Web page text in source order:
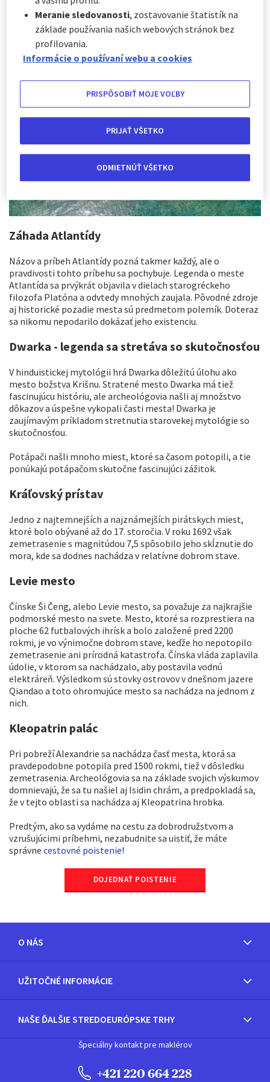
Myšlienka podmorských miest je v mysliach mnohých,
pravdepodobne v nemalej miere vďaka Atlantíde. Čo z
týchto príbehov je však skutočnosť a čo mýtus? Môžeme
si zorganizovať výlet a navštíviť jedno z týchto
podmorských miest?
Záhada Atlantídy
Názov a príbeh Atlantídy pozná takmer každý, ale o
pravdivosti tohto príbehu sa pochybuje. Legenda o meste
Atlantída sa prvýkrát objavila v dielach starogréckeho
filozofa Platóna a odvtedy mnohých zaujala. Pôvodné zdroje
aj historické pozadie mesta sú predmetom polemík. Doteraz
sa nikomu nepodarilo dokázať jeho existenciu.
Dwarka - legenda sa stretáva so skutočnosťou
V hinduistickej mytológii hrá Dwarka dôležitú úlohu ako
mesto božstva Krišnu. Stratené mesto Dwarka má tiež
fascinujúcu históriu, ale archeológovia našli aj množstvo
dôkazov a úspešne vykopali časti mesta! Dwarka je
zaujímavým príkladom stretnutia starovekej mytológie so
skutočnosťou.
Potápači našli mnoho miest, ktoré sa časom potopili, a tie
ponúkajú potápačom skutočne fascinujúci zážitok.
Kráľovský prístav
Jedno z najtemnejších a najznámejších pirátskych miest,
ktoré bolo obývané až do 17. storočia. V roku 1692 však
zemetrasenie s magnitúdou 7,5 spôsobilo jeho skĺznutie do
mora, kde sa dodnes nachádza v relatívne dobrom stave.
Levie mesto
Čínske Ši Čeng, alebo Levie mesto, sa považuje za najkrajšie
podmorské mesto na svete. Mesto, ktoré sa rozprestiera na
ploche 62 futbalových ihrísk a bolo založené pred 2200
rokmi, je vo výnimočne dobrom stave, keďže ho nepotopilo
zemetrasenie ani prírodná katastrofa. Čínska vláda zaplavila
údolie, v ktorom sa nachádzalo, aby postavila vodnú
elektráreň. Výsledkom sú stovky ostrovov v dnešnom jazere
Qiandao a toto ohromujúce mesto sa nachádza na jednom z
nich.
Kleopatrin palác
Pri pobreží Alexandrie sa nachádza časť mesta, ktorá sa
pravdepodobne potopila pred 1500 rokmi, tiež v dôsledku
zemetrasenia. Archeológovia sa na základe svojich výskumov
domnievajú, že sa tu našiel aj Isidin chrám, a predpokladá sa,
že v tejto oblasti sa nachádza aj Kleopatrina hrobka.
Predtým, ako sa vydáme na cestu za dobrodružstvom a
vzrušujúcimi príbehmi, nezabudnite sa uistiť, že máte
správne cestovné poistenie!
DOJEDNAŤ POISTENIE
O NÁS
UŽITOČNÉ INFORMÁCIE
NAŠE ĎALŠIE STREDOEURÓPSKE TRHY
Špeciálny kontakt pre maklérov
+421 220 664 228
Meranie sledovanosti, zostavovanie štatistík na
základe používania našich webových stránok bez
profilovania.
Informácie o používaní webu a cookies
PRISPÔSOBIŤ MOJE VOĽBY
ODMIETNÚŤ VŠETKO
PRIJAŤ VŠETKO